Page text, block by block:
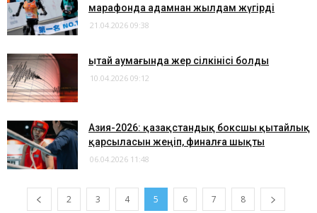
марафонда адамнан жылдам жүгірді
21.04.2026 09:38
​Қытай аумағында жер сілкінісі болды
10.04.2026 09:12
Азия-2026: қазақстандық боксшы қытайлық
қарсыласын жеңіп, финалға шықты
06.04.2026 11:48
2 3 4 5 6 7 8